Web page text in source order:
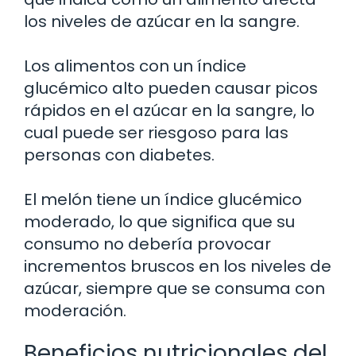
los niveles de azúcar en la sangre.
Los alimentos con un índice
glucémico alto pueden causar picos
rápidos en el azúcar en la sangre, lo
cual puede ser riesgoso para las
personas con diabetes.
El melón tiene un índice glucémico
moderado, lo que significa que su
consumo no debería provocar
incrementos bruscos en los niveles de
azúcar, siempre que se consuma con
moderación.